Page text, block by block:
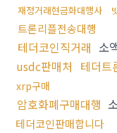
재정거래현금화대행사
트론리플전송대행
테더코인직거래 소
usdc판매처 테더트
xrp구매
암호화폐구매대행
테더코인판매합니다